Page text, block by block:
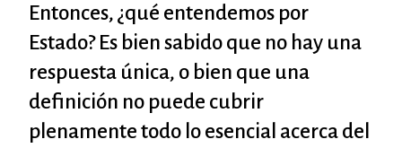
Entonces, ¿qué entendemos por
Estado? Es bien sabido que no hay una
respuesta única, o bien que una
definición no puede cubrir
plenamente todo lo esencial acerca del